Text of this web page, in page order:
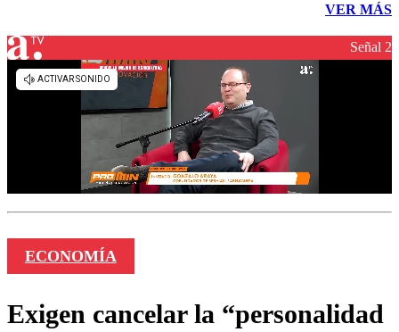
VER MÁS
Señal 2
ECONOMÍA
Exigen cancelar la “personalidad